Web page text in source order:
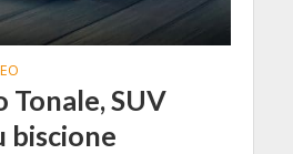
Tonale, SUV
biscione